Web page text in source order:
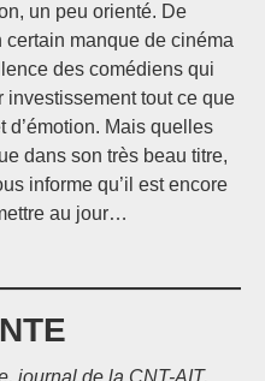
un peu orienté. De
certain manque de cinéma
des comédiens qui
investissement tout ce que
d’émotion. Mais quelles
dans son très beau titre,
informe qu’il est encore
au jour…